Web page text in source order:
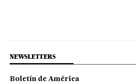
NEWSLETTERS
Boletín de América